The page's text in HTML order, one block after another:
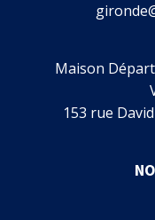
Maison
153 rue